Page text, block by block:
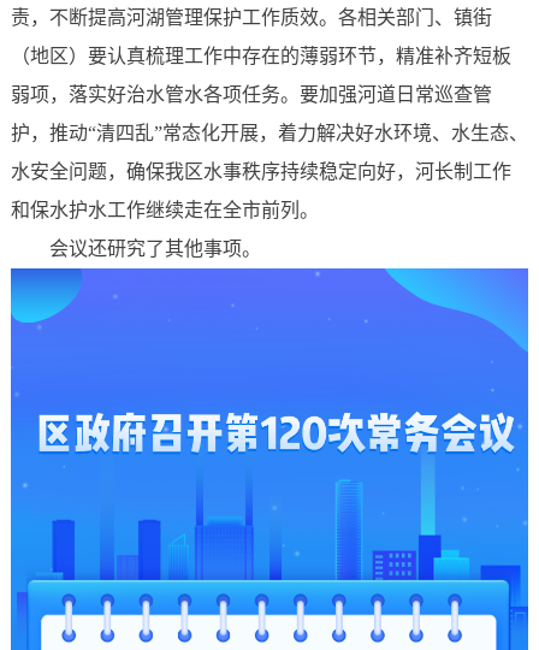
责，不断提高河湖管理保护工作质效。各相关部门、镇街
（地区）要认真梳理工作中存在的薄弱环节，精准补齐短板
弱项，落实好治水管水各项任务。要加强河道日常巡查管
护，推动“清四乱”常态化开展，着力解决好水环境、水生态、
水安全问题，确保我区水事秩序持续稳定向好，河长制工作
和保水护水工作继续走在全市前列。
会议还研究了其他事项。